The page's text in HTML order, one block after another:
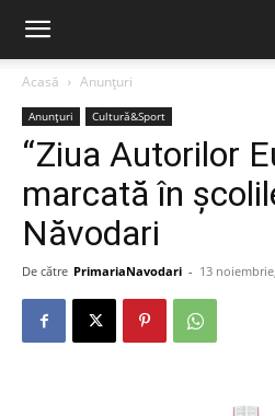
Acasă Anunțuri
Anunțuri Cultură&Sport
“Ziua Autorilor
marcată în
Năvodari
De către PrimariaNavodari - 13